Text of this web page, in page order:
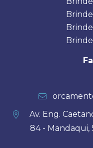
Av. Eng.
84 - Mandaqui,